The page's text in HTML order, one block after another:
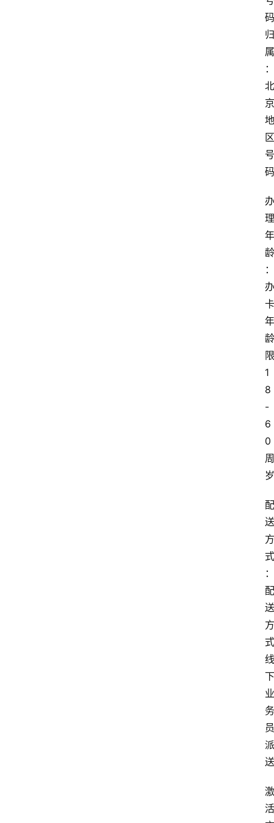
码
归
属
：
北
京
地
区
号
码
办
理
年
龄
：
办
卡
年
龄
限
1
8
-
6
0
周
岁
配
送
方
式
：
配
送
方
式
线
下
业
务
员
派
送
激
活